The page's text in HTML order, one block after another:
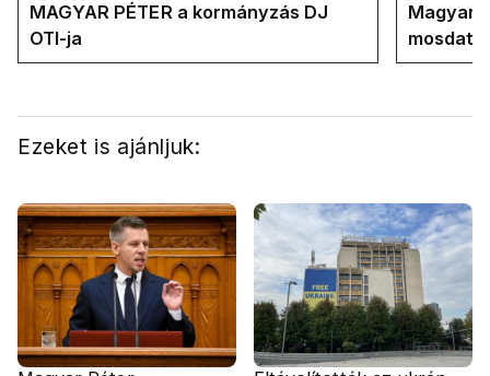
MAGYAR PÉTER a kormányzás DJ
OTI-ja
Magyar
Ezeket is ajánljuk: